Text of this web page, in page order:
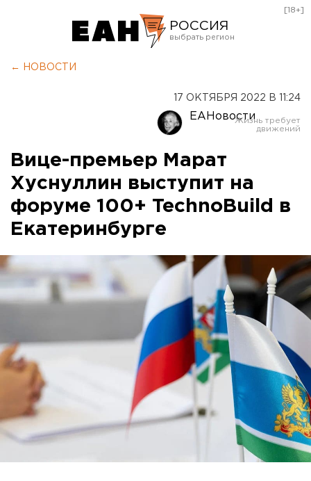
РОССИЯ
Оренбург
[18+]
← НОВОСТИ
17 ОКТЯБРЯ 2022 В 11:24
ЕАНовости
Вице-премьер Марат
Хуснуллин выступит на
форуме 100+ TechnoBuild в
Екатеринбурге